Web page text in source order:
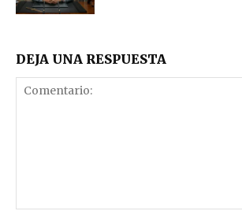
DEJA UNA RESPUESTA